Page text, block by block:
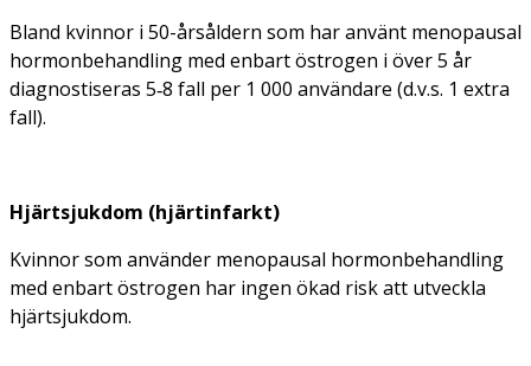
Bland kvinnor i 50-årsåldern som har använt menopausal
hormonbehandling med enbart östrogen i över 5 år
diagnostiseras 5‑8 fall per 1 000 användare (d.v.s. 1 extra
fall).
Hjärtsjukdom (hjärtinfarkt)
Kvinnor som använder menopausal hormonbehandling
med enbart östrogen har ingen ökad risk att utveckla
hjärtsjukdom.